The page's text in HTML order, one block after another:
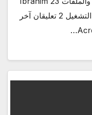
أغسطس، النسخ الاحتياطى, انظمة التشغيل 2 تعليقان آخر